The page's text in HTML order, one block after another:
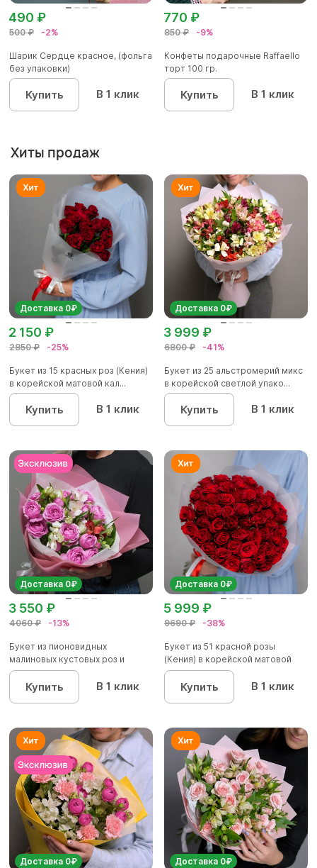
500 ₽ -2%
490 ₽
Шарик Сердце красное, (фольга
без упаковки)
Купить В 1 клик
850 ₽ -9%
770 ₽
Конфеты подарочные Raffaello
торт 100 гр.
Купить В 1 клик
Хиты продаж
Доставка 0₽
2850 ₽ -25%
2 150 ₽
Букет из 15 красных роз (Кения)
в корейской матовой кал...
Купить В 1 клик
Доставка 0₽
6800 ₽ -41%
3 999 ₽
Букет из 25 альстромерий микс
в корейской светлой упако...
Купить В 1 клик
Доставка 0₽
4060 ₽ -13%
3 550 ₽
Букет из пионовидных
малиновых кустовых роз и
альстроме...
Купить В 1 клик
Доставка 0₽
9690 ₽ -38%
5 999 ₽
Букет из 51 красной розы
(Кения) в корейской матовой
уп...
Купить В 1 клик
Доставка 0₽ Доставка 0₽